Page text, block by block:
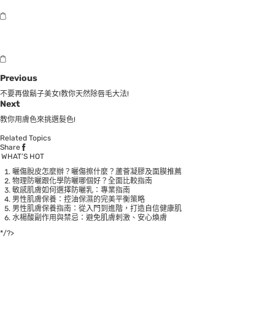
Previous
不要再做鬍子美女!教你天然除唇毛大法!
Next
教你用膚色來挑選髮色!
Related Topics
Share
WHAT’S HOT
曬傷脫皮怎麼辦？曬傷擦什麼？蘆薈凝膠及面膜推薦
物理防曬跟化學防曬哪個好？全面比較指南
敏感肌膚如何選擇防曬乳：專業指南
男性肌膚保養：控油保濕的完美平衡策略
男性肌膚保養指南：從入門到進階，打造自信健康肌
水楊酸副作用與禁忌：避免肌膚刺激、安心煥膚
*/?>